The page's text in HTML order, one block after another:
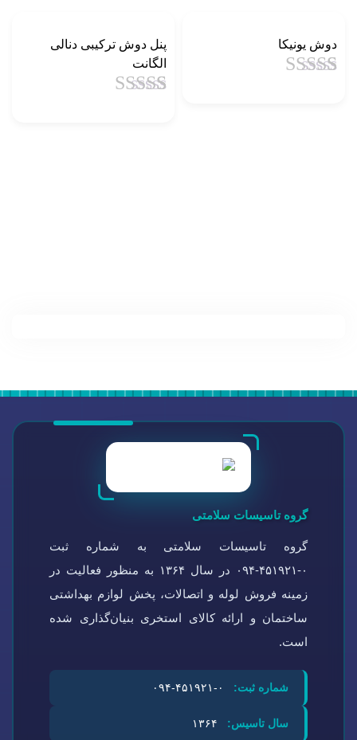
دوش یونیکا
پنل دوش ترکیبی دنالی
الگانت
گروه تاسیسات سلامتی
گروه تاسیسات سلامتی به شماره ثبت
۰-۴۵۱۹۲۱-۰۹۴ در سال ۱۳۶۴ به منظور فعالیت در
زمینه فروش لوله و اتصالات، پخش لوازم بهداشتی
ساختمان و ارائه کالای استخری بنیان‌گذاری شده
است.
شماره ثبت:
سال تاسیس: